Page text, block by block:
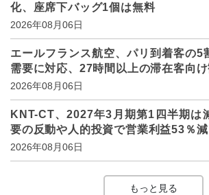
化、座席下バッグ1個は無料
2026年08月06日
エールフランス航空、パリ到着客の5
需要に対応、27時間以上の滞在客向
2026年08月06日
KNT-CT、2027年3月期第1四半期
要の反動や人的投資で営業利益53％減
2026年08月06日
もっと見る